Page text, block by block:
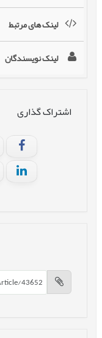
لینک های مرتبط
لینک نویسندگان
اشتراک گذاری